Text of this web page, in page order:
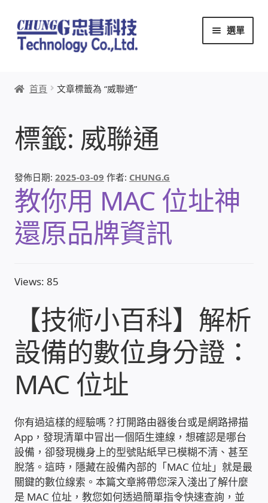
跳
至
導
列
跳
至
主
內
選單
本站文章導覽
創辦人:林慶忠
頭份獅子會
照片紀實影音
儀器設備
網路建置規劃維修-實績案例
弱電工程-實績案例
插卡計費
監視器安裝維修-實績案例
首頁 文章標籤為 “威聯通”
標籤: 威聯通
發佈日期:2025-03-09 作者: CHUNG.G
教你用 MAC 位址神
還原品牌資訊
Views: 85
【技術小百科】解析
設備的數位身分證：
MAC 位址
你有過這樣的經驗嗎？打開路由器後台或是網路掃描
App，發現清單中冒出一個陌生連線，想確認是哪台
設備，卻發現機身上的型號貼紙早已模糊不清、甚至
脫落。這時，隱藏在設備內部的「MAC 位址」就是最
關鍵的數位線索。本篇文章將帶您深入淺出了解什麼
是 MAC 位址，教您如何透過簡單指令快速查詢，並